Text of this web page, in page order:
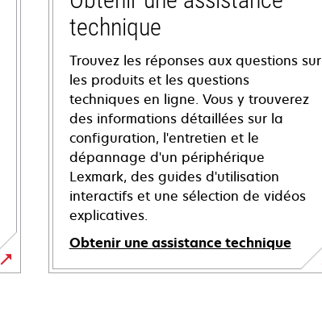
technique
Trouvez les réponses aux questions sur
les produits et les questions
techniques en ligne. Vous y trouverez
des informations détaillées sur la
configuration, l'entretien et le
dépannage d'un périphérique
Lexmark, des guides d'utilisation
interactifs et une sélection de vidéos
explicatives.
Obtenir une assistance technique
s’ouvre